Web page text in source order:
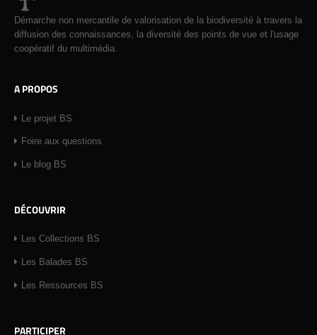
Démarche non mercantile de valorisation de la biodiversité à travers la
diffusion des connaissances, la diversité des points de vue et l'usage
coopératif du multimédia.
A PROPOS
Le projet BS
Foire aux questions
Le blog BS
DÉCOUVRIR
Les Collections BS
Les Balades BS
Les Ressources BS
PARTICIPER